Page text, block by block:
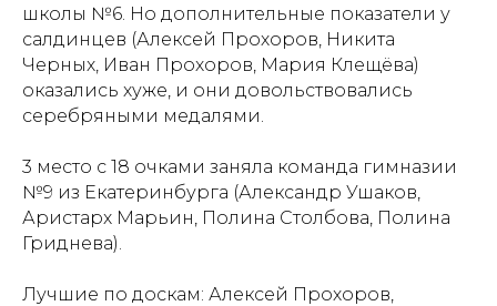
школы №6. Но дополнительные показатели у
салдинцев (Алексей Прохоров, Никита
Черных, Иван Прохоров, Мария Клещёва)
оказались хуже, и они довольствовались
серебряными медалями.
3 место с 18 очками заняла команда гимназии
№9 из Екатеринбурга (Александр Ушаков,
Аристарх Марьин, Полина Столбова, Полина
Гриднева).
Лучшие по доскам: Алексей Прохоров,